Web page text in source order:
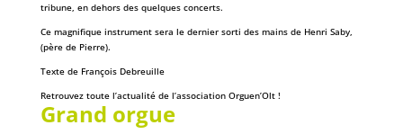
tribune, en dehors des quelques concerts.
Ce magnifique instrument sera le dernier sorti des mains de Henri Saby,
(père de Pierre).
Texte de François Debreuille
Retrouvez toute l’actualité de l’association Orguen’Olt !
Grand orgue